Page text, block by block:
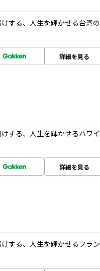
する、人生を輝かせる台湾の
詳細を見る
する、人生を輝かせるハワイ
詳細を見る
する、人生を輝かせるフラン